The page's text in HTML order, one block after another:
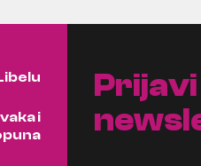
i
Prijavi